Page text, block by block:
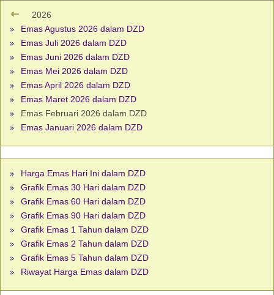
2026
Emas Agustus 2026 dalam DZD
Emas Juli 2026 dalam DZD
Emas Juni 2026 dalam DZD
Emas Mei 2026 dalam DZD
Emas April 2026 dalam DZD
Emas Maret 2026 dalam DZD
Emas Februari 2026 dalam DZD
Emas Januari 2026 dalam DZD
Harga Emas Hari Ini dalam DZD
Grafik Emas 30 Hari dalam DZD
Grafik Emas 60 Hari dalam DZD
Grafik Emas 90 Hari dalam DZD
Grafik Emas 1 Tahun dalam DZD
Grafik Emas 2 Tahun dalam DZD
Grafik Emas 5 Tahun dalam DZD
Riwayat Harga Emas dalam DZD